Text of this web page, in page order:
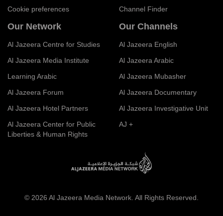
Cookie preferences
Channel Finder
Our Network
Al Jazeera Centre for Studies
Al Jazeera Media Institute
Learning Arabic
Al Jazeera Forum
Al Jazeera Hotel Partners
Al Jazeera Center for Public
Liberties & Human Rights
Our Channels
Al Jazeera English
Al Jazeera Arabic
Al Jazeera Mubasher
Al Jazeera Documentary
Al Jazeera Investigative Unit
AJ +
© 2026 Al Jazeera Media Network. All Rights Reserved.